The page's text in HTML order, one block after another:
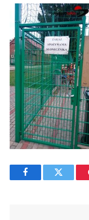
FacebookTwitter